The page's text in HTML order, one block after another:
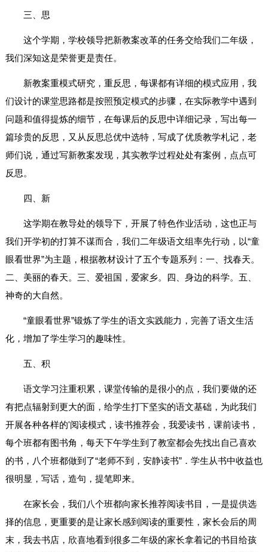
三、思
这个学期，学校领导把新教案改革的任务交给我们二年级，
我们深知这是荣誉更是责任。
新教案重模式研究，重反思，每课都有详细的模式应用，我
们设计的课堂思路都是按照预定模式的步骤，在实际教学中遇到
问题和值得提炼的细节，在每课后的反思中详细记录，写出每一
篇珍贵的反思，又从反思总优中选特，写成了优质教学札记，老
师们说，通过写新教案发现，其实教学过程处处有案例，点点可
反思。
四、新
这学期在教导处的领导下，开展了特色作业活动，这也正与
我们开学初的打算不谋而合，我们二年级语文组率先行动，以“童
眼看世界”为主题，根据教材设计了五个专题系列：一、找春天。
二、美丽的春天。三、爱祖国，爱家乡。四、身边的科学。五、
神奇的大自然。
“童眼看世界”锻炼了学生的语文实践能力，完善了语文生活
化，增加了学生学习的趣味性。
五、积
语文学习注重积累，课堂传输的是很小的点，我们要做的还
有把点辐射到更大的面，给学生打下坚实的语文基础，为此我们
开展各种各样的'阅读模式，读书推荐会，我爱读书，课前读书，
每个班都有图书角，每天下午学生到了教室都会先找出自己喜欢
的书，八个班都做到了“老师不到，安静读书”．学生从书中收益也
很明显，写话，造句，提笔即来。
在家长会，我们八个班都向家长推荐阅读书目，一是提供选
择的信息，更重要的是让家长感到阅读的重要性，家长会后的周
末，我去书店，欣喜地看到很多二年级的家长拿着记的书目给孩